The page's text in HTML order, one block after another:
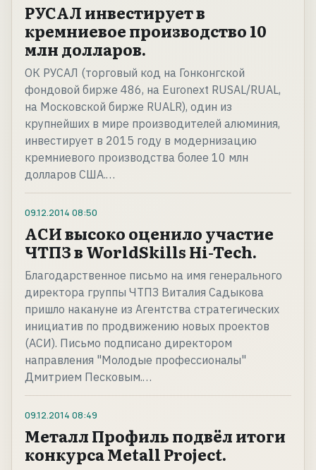
РУСАЛ инвестирует в
кремниевое производство 10
млн долларов.
ОК РУСАЛ (торговый код на Гонконгской
фондовой бирже 486, на Euronext RUSAL/RUAL,
на Московской бирже RUALR), один из
крупнейших в мире производителей алюминия,
инвестирует в 2015 году в модернизацию
кремниевого производства более 10 млн
долларов США.…
09.12.2014 08:50
АСИ высоко оценило участие
ЧТПЗ в WorldSkills Hi-Tech.
Благодарственное письмо на имя генерального
директора группы ЧТПЗ Виталия Садыкова
пришло накануне из Агентства стратегических
инициатив по продвижению новых проектов
(АСИ). Письмо подписано директором
направления "Молодые профессионалы"
Дмитрием Песковым.…
09.12.2014 08:49
Металл Профиль подвёл итоги
конкурса Metall Project.